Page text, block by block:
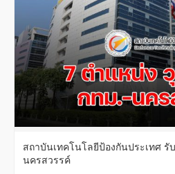
สถาบันเทคโนโลยีป้องกันประเทศ
นครสวรรค์